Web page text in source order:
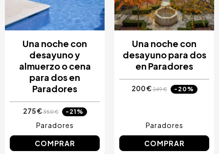
Una noche con
desayuno y
almuerzo o cena
para dos en
Paradores
275 €350 € -21%
Paradores
COMPRAR
Una noche con
desayuno para dos
en Paradores
200 €249 € -20%
Paradores
COMPRAR